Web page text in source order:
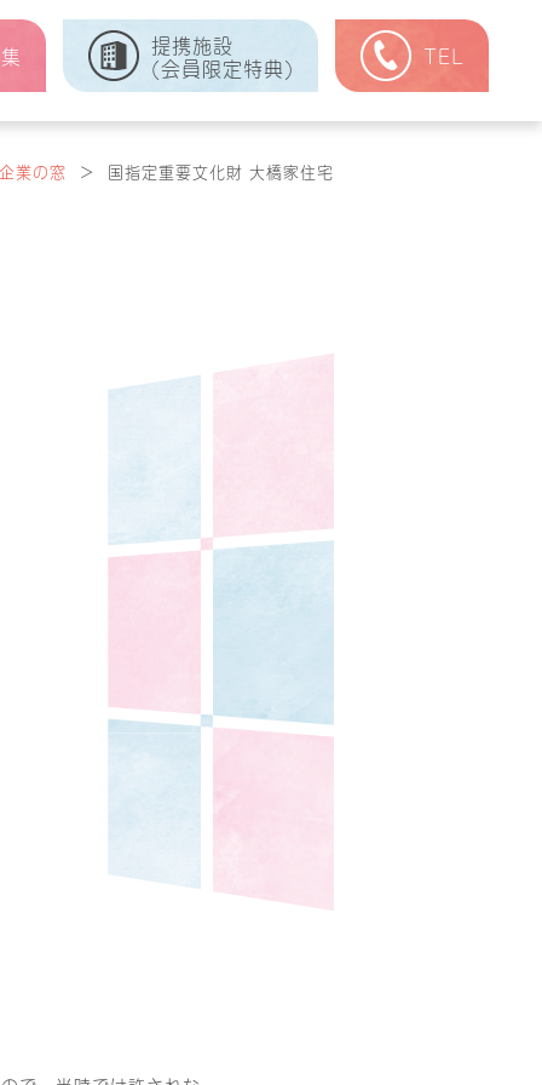
提携施設
(会員限定特典)
TEL
企業の窓 ＞ 国指定重要文化財 大橋家住宅